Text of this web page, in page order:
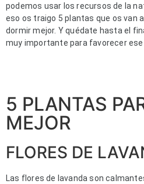
podemos usar los recursos de la
eso os traigo 5 plantas que os van
dormir mejor. Y quédate hasta el
muy importante para favorecer ese
5 PLANTAS
MEJOR
FLORES DE
Las flores de lavanda son